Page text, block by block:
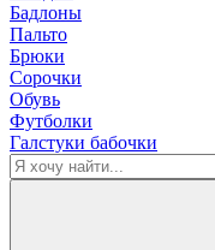
Бадлоны
Пальто
Брюки
Сорочки
Обувь
Футболки
Галстуки бабочки